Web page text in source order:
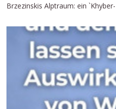
Brzezinskis Alptraum: ein